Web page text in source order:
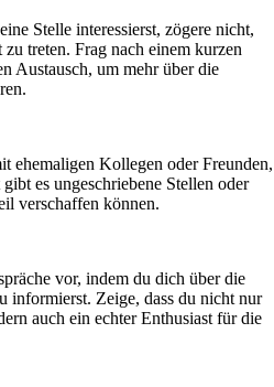
Stelle interessierst, zögere nicht,
treten. Frag nach einem kurzen
Austausch, um mehr über die
ehemaligen Kollegen oder Freunden,
es ungeschriebene Stellen oder
verschaffen können.
vor, indem du dich über die
informierst. Zeige, dass du nicht nur
auch ein echter Enthusiast für die